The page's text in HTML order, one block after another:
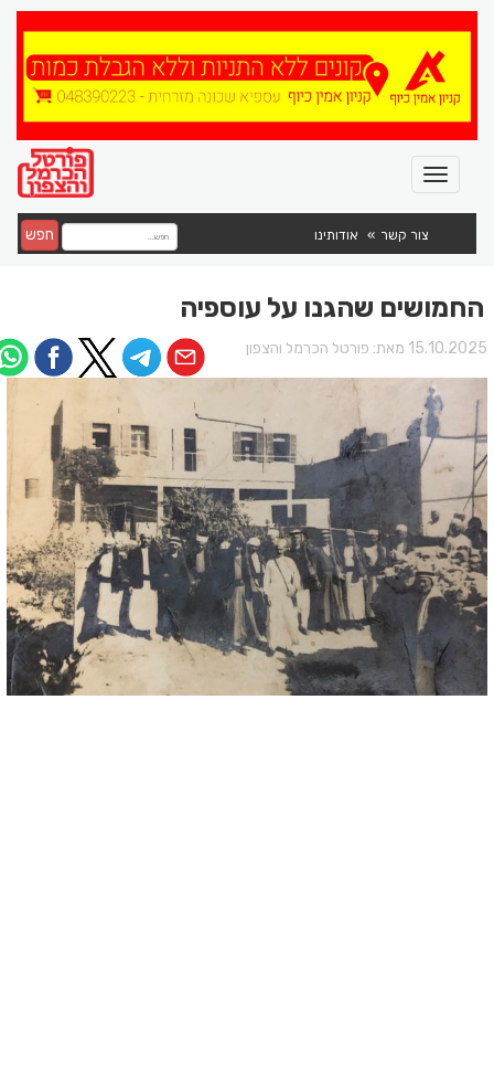
צור קשר אודותינו חפש
החמושים שהגנו על עוספיה
מאת: פורטל הכרמל והצפון